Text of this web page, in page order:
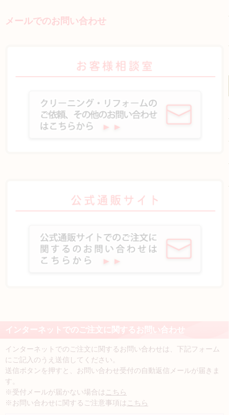
メールでのお問い合わせ
インターネットでのご注文に関するお問い合わせ
インターネットでのご注文に関するお問い合わせは、下記フォーム
にご記入のうえ送信してください。
送信ボタンを押すと、お問い合わせ受付の自動返信メールが届きま
す。
※受付メールが届かない場合は こちら
※お問い合わせに関するご注意事項は こちら